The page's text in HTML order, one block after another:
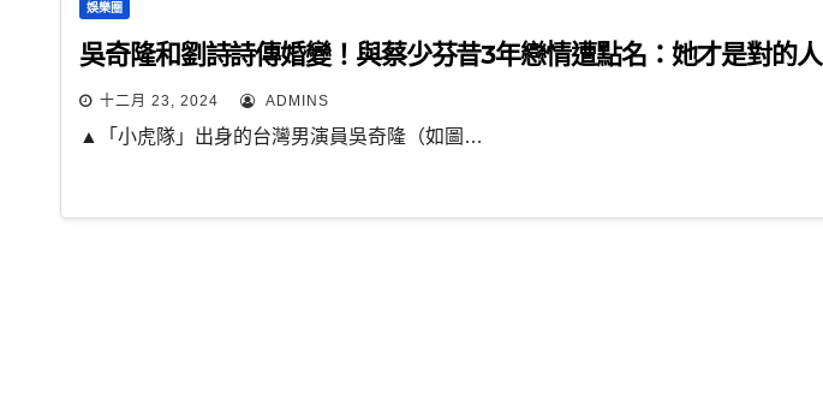
娛樂圈
吳奇隆和劉詩詩傳婚變！與蔡少芬昔3年戀情遭點名：她才是對的人
十二月 23, 2024 ADMINS
▲「小虎隊」出身的台灣男演員吳奇隆（如圖…